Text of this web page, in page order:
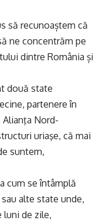
să recunoaștem că
ne concentrăm pe
dintre România și
două state
partenere în
Alianţa Nord-
uriaşe, că mai
suntem,
cum se întâmplă
alte state unde,
luni de zile,